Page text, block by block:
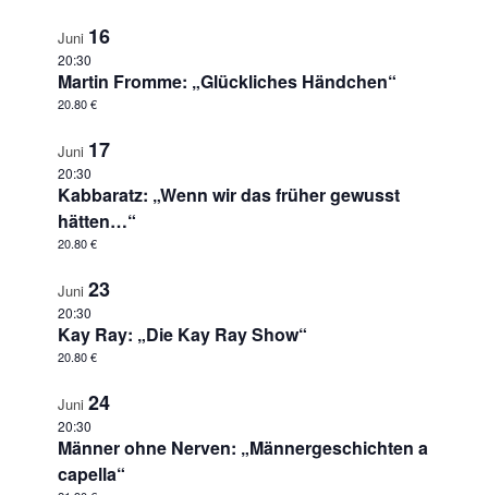
Juni 16
20:30
Martin Fromme: „Glückliches Händchen“
20.80 €
Juni 17
20:30
Kabbaratz: „Wenn wir das früher gewusst
hätten…“
20.80 €
Juni23
20:30
Kay Ray: „Die Kay Ray Show“
20.80 €
Juni24
20:30
Männer ohne Nerven: „Männergeschichten a
capella“